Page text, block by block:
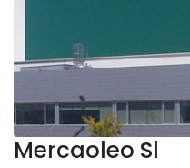
Mercaoleo Sl